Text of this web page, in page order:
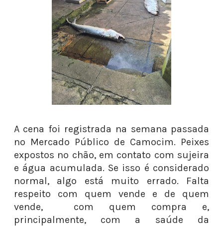
A cena foi registrada na semana passada
no Mercado Público de Camocim. Peixes
expostos no chão, em contato com sujeira
e água acumulada. Se isso é considerado
normal, algo está muito errado. Falta
respeito com quem vende e de quem
vende, com quem compra e,
principalmente, com a saúde da